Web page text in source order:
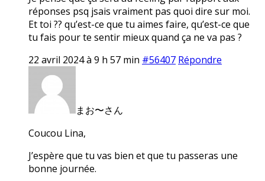
réponses psq jsais vraiment pas quoi dire sur moi.
Et toi ?? qu’est-ce que tu aimes faire, qu’est-ce que
tu fais pour te sentir mieux quand ça ne va pas ?
22 avril 2024 à 9 h 57 min #56407 Répondre
まお〜さん
Coucou Lina,
J’espère que tu vas bien et que tu passeras une
bonne journée.